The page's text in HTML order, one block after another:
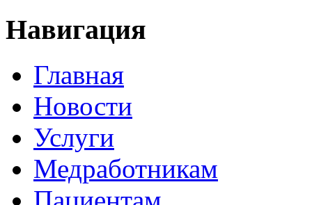
Навигация
Главная
Новости
Услуги
Медработникам